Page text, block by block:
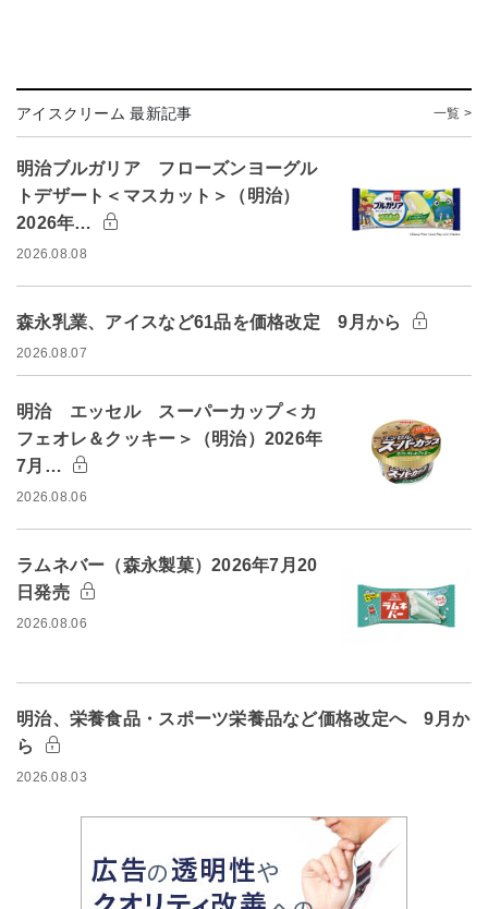
アイスクリーム 最新記事 一覧 >
明治ブルガリア フローズンヨーグル
トデザート＜マスカット＞（明治）
2026年…
2026.08.08
森永乳業、アイスなど61品を価格改定 9月から
2026.08.07
明治 エッセル スーパーカップ＜カ
フェオレ＆クッキー＞（明治）2026年
7月…
2026.08.06
ラムネバー（森永製菓）2026年7月20
日発売
2026.08.06
明治、栄養食品・スポーツ栄養品など価格改定へ 9月か
ら
2026.08.03